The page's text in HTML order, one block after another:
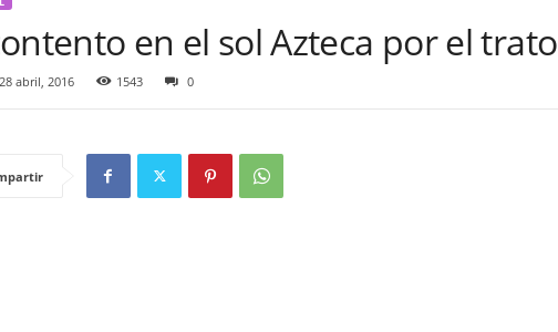
en el sol Azteca por el trato
28 abril, 2016 1543 0